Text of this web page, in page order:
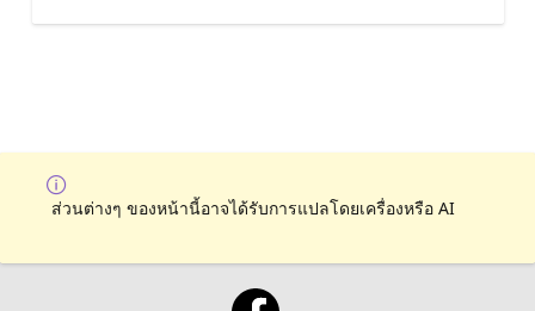
ส่วนต่างๆ ของหน้านี้อาจได้รับการแปลโดยเครื่องหรือ AI